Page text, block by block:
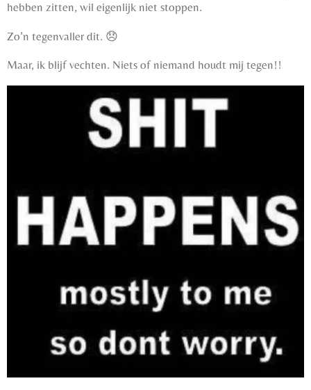
hebben zitten, wil eigenlijk niet stoppen.
Zo’n tegenvaller dit. 😞
Maar, ik blijf vechten. Niets of niemand houdt mij tegen!!